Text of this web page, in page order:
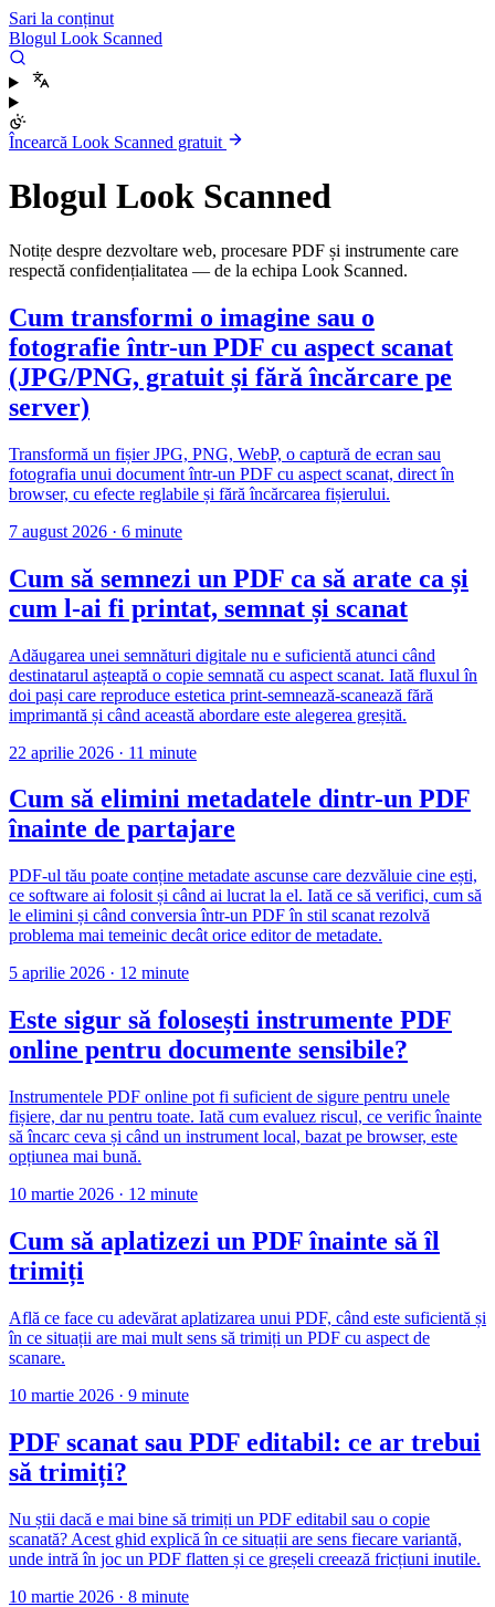
Sari la conținut
Blogul Look Scanned
Încearcă Look Scanned gratuit
Blogul Look Scanned
Notițe despre dezvoltare web, procesare PDF și instrumente care
respectă confidențialitatea — de la echipa Look Scanned.
Cum transformi o imagine sau o
fotografie într-un PDF cu aspect scanat
(JPG/PNG, gratuit și fără încărcare pe
server)
Transformă un fișier JPG, PNG, WebP, o captură de ecran sau
fotografia unui document într-un PDF cu aspect scanat, direct în
browser, cu efecte reglabile și fără încărcarea fișierului.
7 august 2026 · 6 minute
Cum să semnezi un PDF ca să arate ca și
cum l-ai fi printat, semnat și scanat
Adăugarea unei semnături digitale nu e suficientă atunci când
destinatarul așteaptă o copie semnată cu aspect scanat. Iată fluxul în
doi pași care reproduce estetica print-semnează-scanează fără
imprimantă și când această abordare este alegerea greșită.
22 aprilie 2026 · 11 minute
Cum să elimini metadatele dintr-un PDF
înainte de partajare
PDF-ul tău poate conține metadate ascunse care dezvăluie cine ești,
ce software ai folosit și când ai lucrat la el. Iată ce să verifici, cum să
le elimini și când conversia într-un PDF în stil scanat rezolvă
problema mai temeinic decât orice editor de metadate.
5 aprilie 2026 · 12 minute
Este sigur să folosești instrumente PDF
online pentru documente sensibile?
Instrumentele PDF online pot fi suficient de sigure pentru unele
fișiere, dar nu pentru toate. Iată cum evaluez riscul, ce verific înainte
să încarc ceva și când un instrument local, bazat pe browser, este
opțiunea mai bună.
10 martie 2026 · 12 minute
Cum să aplatizezi un PDF înainte să îl
trimiți
Află ce face cu adevărat aplatizarea unui PDF, când este suficientă și
în ce situații are mai mult sens să trimiți un PDF cu aspect de
scanare.
10 martie 2026 · 9 minute
PDF scanat sau PDF editabil: ce ar trebui
să trimiți?
Nu știi dacă e mai bine să trimiți un PDF editabil sau o copie
scanată? Acest ghid explică în ce situații are sens fiecare variantă,
unde intră în joc un PDF flatten și ce greșeli creează fricțiuni inutile.
10 martie 2026 · 8 minute